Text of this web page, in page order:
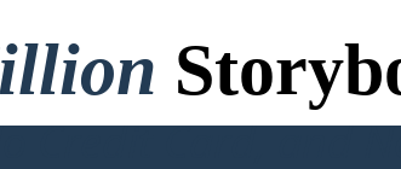
Credit Card, and